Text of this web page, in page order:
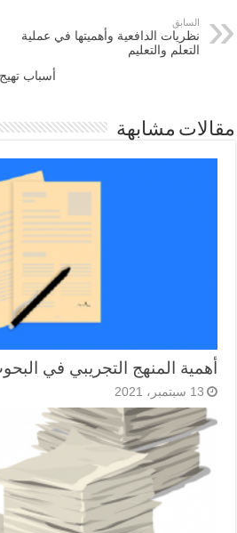
السابق
نظريات الدافعية وأهميتها في عملية
التعلم والتعليم
أسباب
مقالات مشابهة
أهمية المنهج التجريبي في
13 سبتمبر، 2021